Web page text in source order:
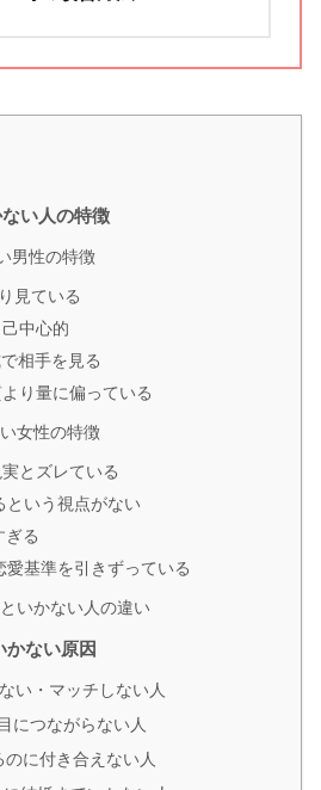
い人の特徴
男性の特徴
見ている
中心的
相手を見る
り量に偏っている
女性の特徴
とズレている
という視点がない
ぎる
愛基準を引きずっている
いかない人の違い
かない原因
い・マッチしない人
につながらない人
に付き合えない人